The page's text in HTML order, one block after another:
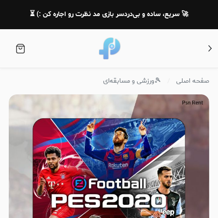
🚀 سریع، ساده و بی‌دردسر بازی مد نظرت رو اجاره کن :) ⏳
صفحه اصلی 🎾ورزشی و مسابقه‌ای